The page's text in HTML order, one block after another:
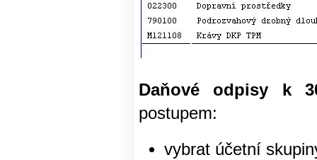
Daňové odpisy k
postupem:
vybrat účetní